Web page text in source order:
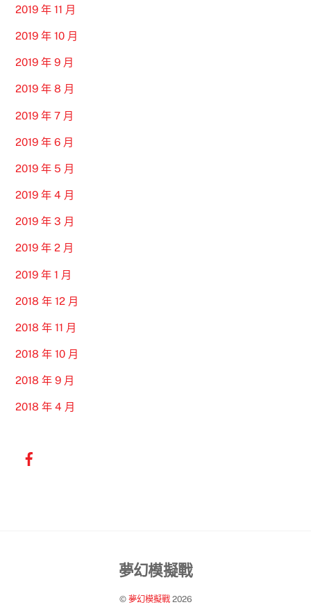
2019 年 11 月
2019 年 10 月
2019 年 9 月
2019 年 8 月
2019 年 7 月
2019 年 6 月
2019 年 5 月
2019 年 4 月
2019 年 3 月
2019 年 2 月
2019 年 1 月
2018 年 12 月
2018 年 11 月
2018 年 10 月
2018 年 9 月
2018 年 4 月
Back
Top
夢幻模擬戰
© 夢幻模擬戰2026